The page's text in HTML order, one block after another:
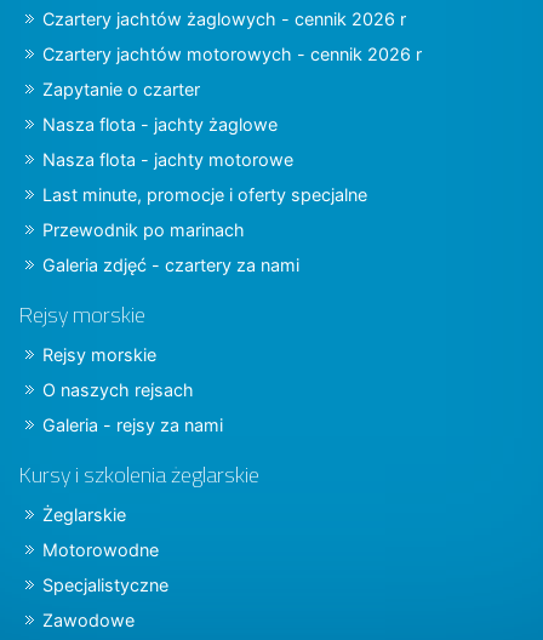
Czartery jachtów żaglowych - cennik 2026 r
Czartery jachtów motorowych - cennik 2026 r
Zapytanie o czarter
Nasza flota - jachty żaglowe
Nasza flota - jachty motorowe
Last minute, promocje i oferty specjalne
Przewodnik po marinach
Galeria zdjęć - czartery za nami
Rejsy morskie
Rejsy morskie
O naszych rejsach
Galeria - rejsy za nami
Kursy i szkolenia żeglarskie
Żeglarskie
Motorowodne
Specjalistyczne
Zawodowe